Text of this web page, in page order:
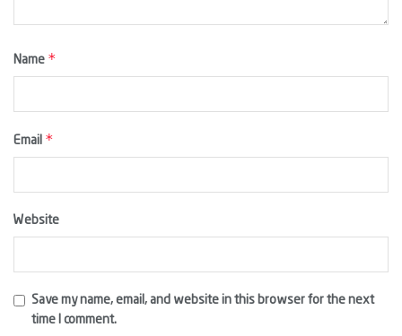
Name *
Email *
Website
Save my name, email, and website in this browser for the next
time I comment.